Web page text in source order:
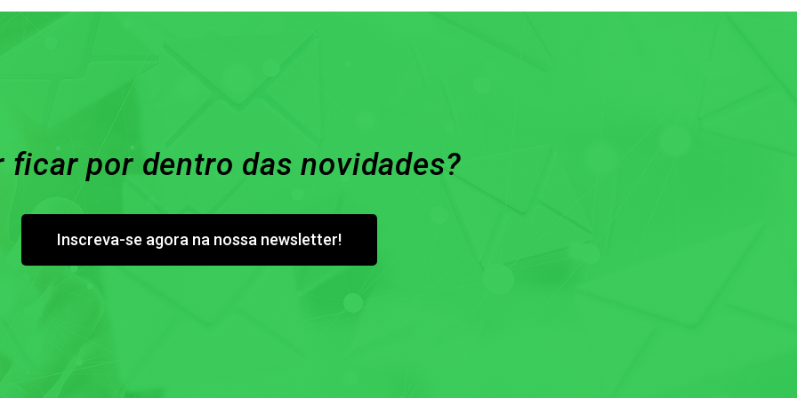
ficar por dentro das novidades?
Inscreva-se agora na nossa newsletter!